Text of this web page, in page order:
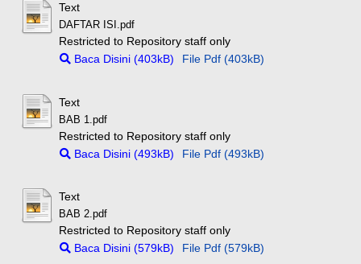
Text
DAFTAR ISI.pdf
Restricted to Repository staff only
Baca Disini (403kB)
File Pdf (403kB)
Text
BAB 1.pdf
Restricted to Repository staff only
Baca Disini (493kB)
File Pdf (493kB)
Text
BAB 2.pdf
Restricted to Repository staff only
Baca Disini (579kB)
File Pdf (579kB)